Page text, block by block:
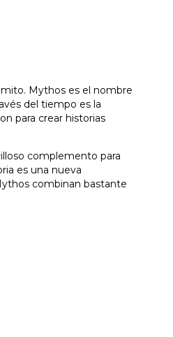
mito. Mythos es el nombre
del tiempo es la
para crear historias
complemento para
es una nueva
combinan bastante